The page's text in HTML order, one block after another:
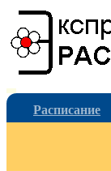
Расписание